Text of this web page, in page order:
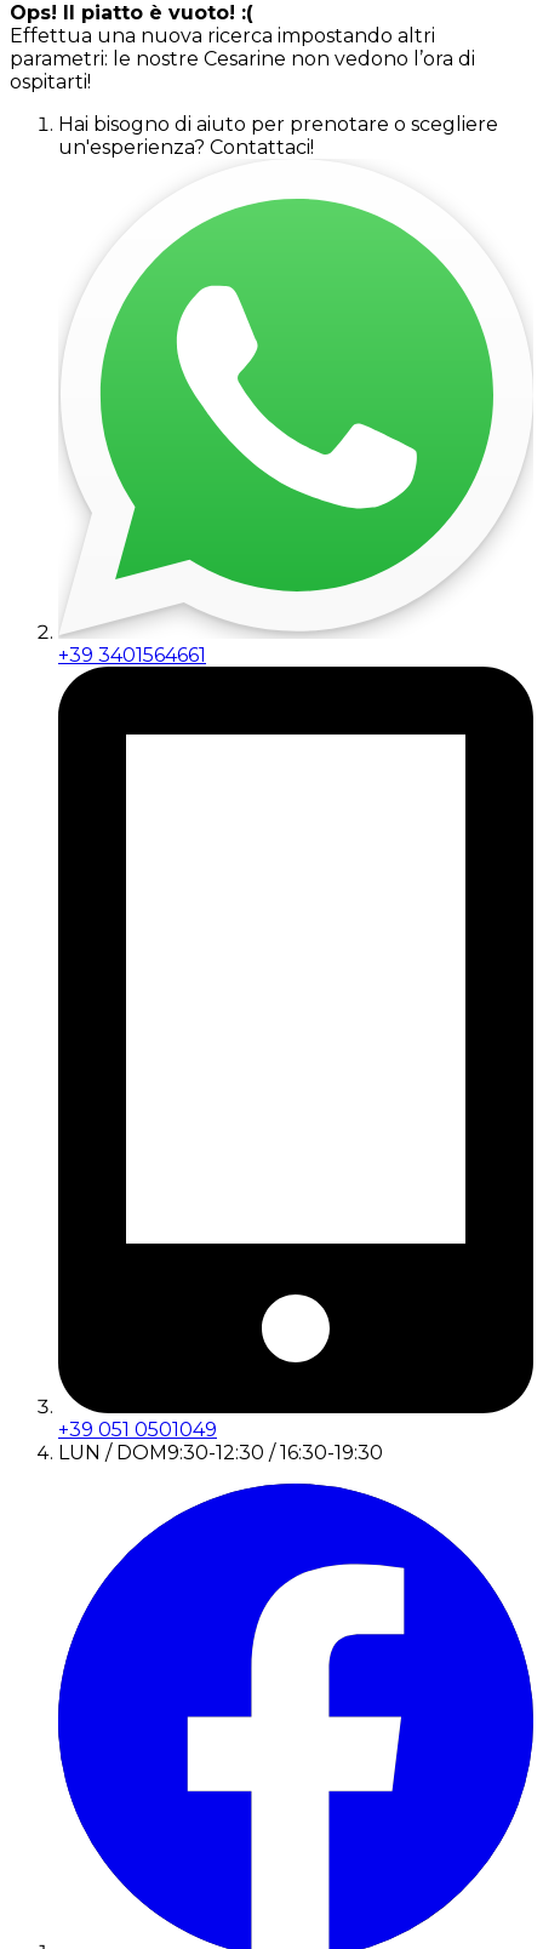
Ops! Il piatto è vuoto! :(
Effettua una nuova ricerca impostando altri
parametri: le nostre Cesarine non vedono l’ora di
ospitarti!
Hai bisogno di aiuto per prenotare o scegliere
un'esperienza? Contattaci!
+39 3401564661
+39 051 0501049
LUN / DOM9:30-12:30 / 16:30-19:30